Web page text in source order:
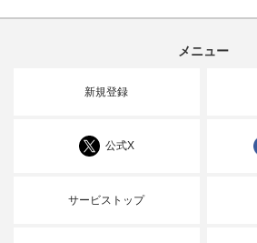
メニュー
新規登録
公式X
サービストップ